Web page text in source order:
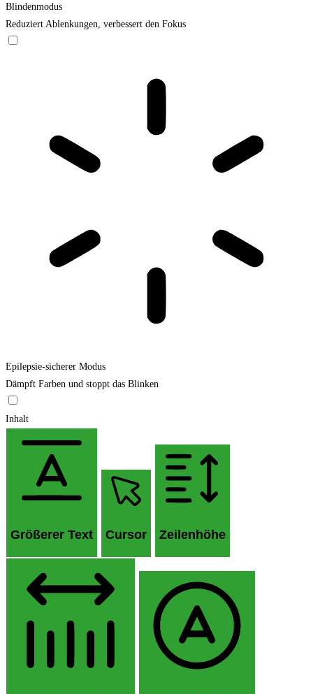
Blindenmodus
Reduziert Ablenkungen, verbessert den Fokus
Epilepsie-sicherer Modus
Dämpft Farben und stoppt das Blinken
Inhalt
Größerer Text Cursor Zeilenhöhe